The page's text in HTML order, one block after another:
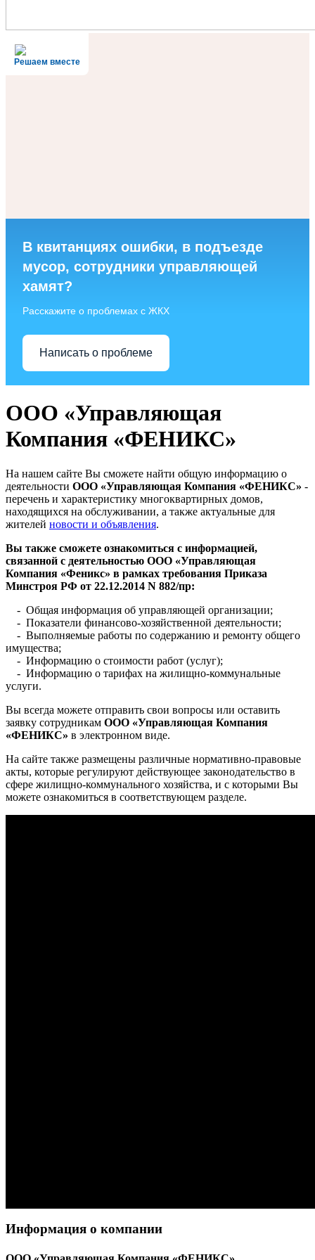
Решаем вместе
В квитанциях ошибки, в подъезде
мусор, сотрудники управляющей
хамят?
Расскажите о проблемах с ЖКХ
Написать о проблеме
ООО «Управляющая
Компания «ФЕНИКС»
На нашем сайте Вы сможете найти общую информацию о
деятельности ООО «Управляющая Компания «ФЕНИКС» -
перечень и характеристику многоквартирных домов,
находящихся на обслуживании, а также актуальные для
жителей новости и объявления.
Вы также сможете ознакомиться с информацией,
связанной с деятельностью ООО «Управляющая
Компания «Феникс» в рамках требования Приказа
Минстроя РФ от 22.12.2014 N 882/пр:
- Общая информация об управляющей организации;
- Показатели финансово-хозяйственной деятельности;
- Выполняемые работы по содержанию и ремонту общего
имущества;
- Информацию о стоимости работ (услуг);
- Информацию о тарифах на жилищно-коммунальные
услуги.
Вы всегда можете отправить свои вопросы или оставить
заявку сотрудникам ООО «Управляющая Компания
«ФЕНИКС» в электронном виде.
На сайте также размещены различные нормативно-правовые
акты, которые регулируют действующее законодательство в
сфере жилищно-коммунального хозяйства, и с которыми Вы
можете ознакомиться в соответствующем разделе.
Информация о компании